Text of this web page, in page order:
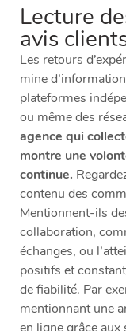
Lecture
avis
Les retours
mine
plateformes
ou même des
agence qui
montre une
continue.
contenu des
Mentionnent-ils
collaboration,
échanges, ou
positifs et
de fiabilité. Par
mentionnant une